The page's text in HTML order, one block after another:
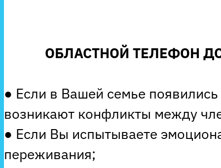
ОБЛАСТНОЙ ТЕЛЕФОН
● Если в Вашей семье
возникают конфликты между
● Если Вы испытываете
переживания;